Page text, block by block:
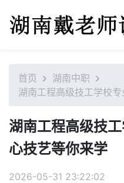
首页
湖南中职
湖南工程高级技工学校
湖南工程高级技
心技艺等你来学
2026-05-31 23:22:02